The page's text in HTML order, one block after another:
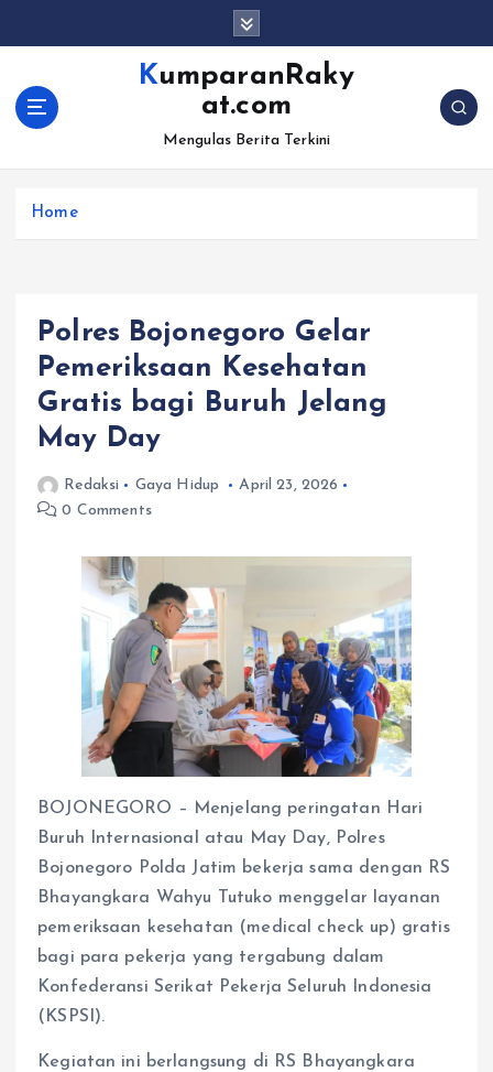
KumparanRaky
at.com
Mengulas Berita Terkini
Home
Polres Bojonegoro Gelar
Pemeriksaan Kesehatan
Gratis bagi Buruh Jelang
May Day
Redaksi Gaya Hidup
April 23, 2026
0 Comments
BOJONEGORO – Menjelang peringatan Hari
Buruh Internasional atau May Day, Polres
Bojonegoro Polda Jatim bekerja sama dengan RS
Bhayangkara Wahyu Tutuko menggelar layanan
pemeriksaan kesehatan (medical check up) gratis
bagi para pekerja yang tergabung dalam
Konfederansi Serikat Pekerja Seluruh Indonesia
(KSPSI).
Kegiatan ini berlangsung di RS Bhayangkara